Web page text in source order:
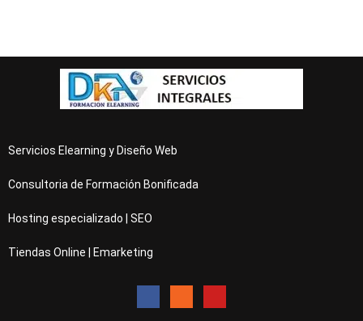
Servicios Elearning y Diseño Web
Consultoria de Formación Bonificada
Hosting especializado | SEO
Tiendas Online | Emarketing